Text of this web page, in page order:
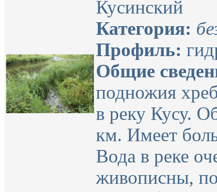
Кусинский
Категория:
Профиль:
Общие
подножия
в реку Кусу.
км. Имеет
Вода в реке
живописны,